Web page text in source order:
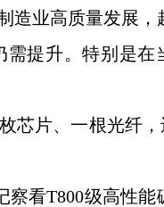
业高质量发展，
提升。特别是
芯片、一根光纤
看T800级高性